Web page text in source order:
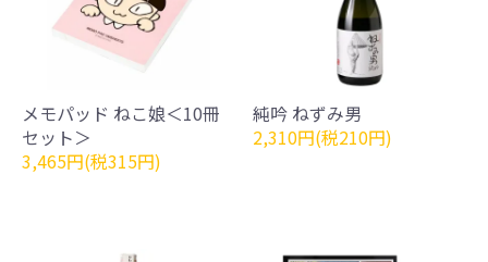
メモパッド ねこ娘＜10冊
セット＞
3,465円(税315円)
純吟 ねずみ男
2,310円(税210円)